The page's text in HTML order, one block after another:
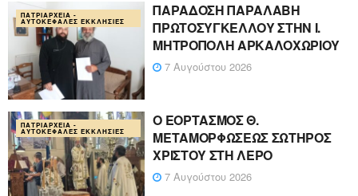
ΠΑΤΡΙΑΡΧΕΊΑ -
ΑΥΤΟΚΈΦΑΛΕΣ ΕΚΚΛΗΣΊΕΣ
ΠΑΡΑΔΟΣΗ ΠΑΡΑΛΑΒΗ
ΠΡΩΤΟΣΥΓΚΕΛΛΟΥ ΣΤΗΝ Ι.
ΜΗΤΡΟΠΟΛΗ ΑΡΚΑΛΟΧΩΡΙΟΥ
7 Αυγούστου 2026
ΠΑΤΡΙΑΡΧΕΊΑ -
ΑΥΤΟΚΈΦΑΛΕΣ ΕΚΚΛΗΣΊΕΣ
Ο ΕΟΡΤΑΣΜΟΣ Θ.
ΜΕΤΑΜΟΡΦΩΣΕΩΣ ΣΩΤΗΡΟΣ
ΧΡΙΣΤΟΥ ΣΤΗ ΛΕΡΟ
7 Αυγούστου 2026